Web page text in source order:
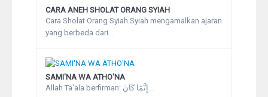
Peta Lokasi
Kontak
CARA ANEH SHOLAT ORANG SYIAH
Cara Sholat Orang Syiah Syiah mengamalkan ajaran
yang berbeda dari...
SAMI'NA WA ATHO'NA
Allah Ta'ala berfirman: إِنَّمَا كَانَ...